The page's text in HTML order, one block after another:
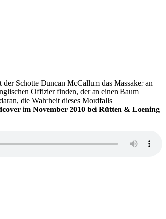
Schotte Duncan McCallum das Massaker an
Offizier finden, der an einen Baum
die Wahrheit dieses Mordfalls
im November 2010 bei Rütten & Loening